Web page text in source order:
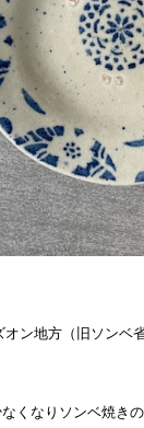
オン地方（旧ソン
くなりソンベ焼き